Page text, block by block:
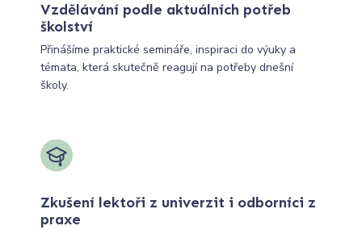
Vzdělávání podle aktuálních potřeb
školství
Přinášíme praktické semináře, inspiraci do výuky a
témata, která skutečně reagují na potřeby dnešní
školy.
Zkušení lektoři z univerzit i odborníci z
praxe